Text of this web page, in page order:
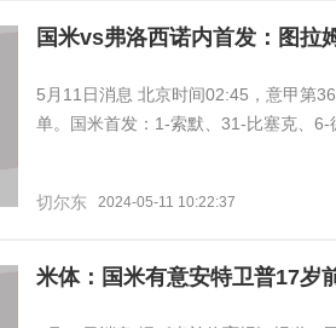
国米vs弗洛西诺内首发：图拉
5月11日消息 北京时间02:45，意甲第
单。国米首发：1-索默、31-比塞克、
切尔东 2024-05-11 10:22:37
米体：国米有意安特卫普17岁